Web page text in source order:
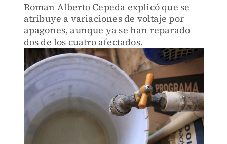
Roman Alberto Cepeda explicó que se
atribuye a variaciones de voltaje por
apagones, aunque ya se han reparado
dos de los cuatro afectados.